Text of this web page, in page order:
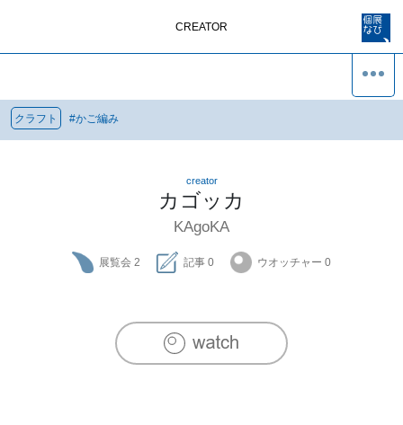
CREATOR
クラフト #かご編み
creator
カゴッカ
KAgoKA
展覧会 2 記事 0 ウオッチャー 0